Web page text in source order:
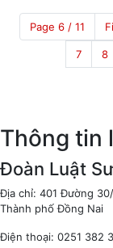
Page 6 / 11
7 8
Thông tin
Đoàn Luật
Địa chỉ: 401 Đường
Thành phố Đồng Nai
Điện thoại: 0251 382